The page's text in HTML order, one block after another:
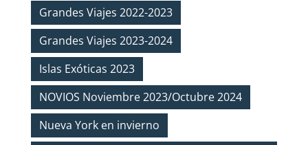
Grandes Viajes 2022-2023
Grandes Viajes 2023-2024
Islas Exóticas 2023
NOVIOS Noviembre 2023/Octubre 2024
Nueva York en invierno